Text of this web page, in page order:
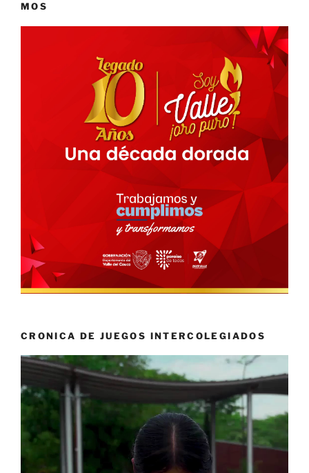
MOS
CRONICA DE JUEGOS INTERCOLEGIADOS
Reproductor
vídeo